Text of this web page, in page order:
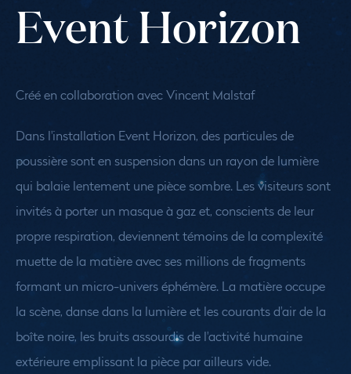
Event Horizon
Créé en collaboration avec Vincent Malstaf
Dans l'installation Event Horizon, des particules de
poussière sont en suspension dans un rayon de lumière
qui balaie lentement une pièce sombre. Les visiteurs sont
invités à porter un masque à gaz et, conscients de leur
propre respiration, deviennent témoins de la complexité
muette de la matière avec ses millions de fragments
formant un micro-univers éphémère. La matière occupe
la scène, danse dans la lumière et les courants d'air de la
boîte noire, les bruits assourdis de l'activité humaine
extérieure emplissant la pièce par ailleurs vide.